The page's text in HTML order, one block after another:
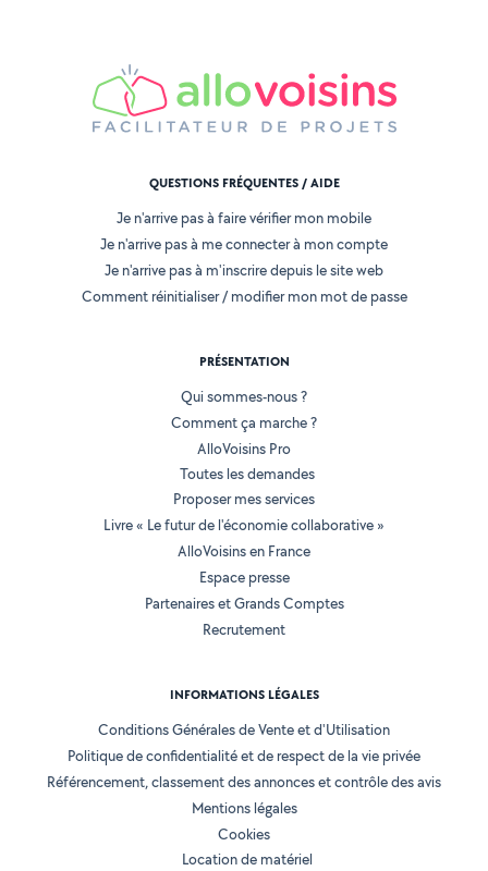
QUESTIONS FRÉQUENTES / AIDE
Je n'arrive pas à faire vérifier mon mobile
Je n'arrive pas à me connecter à mon compte
Je n'arrive pas à m'inscrire depuis le site web
Comment réinitialiser / modifier mon mot de passe
PRÉSENTATION
Qui sommes-nous ?
Comment ça marche ?
AlloVoisins Pro
Toutes les demandes
Proposer mes services
Livre « Le futur de l'économie collaborative »
AlloVoisins en France
Espace presse
Partenaires et Grands Comptes
Recrutement
INFORMATIONS LÉGALES
Conditions Générales de Vente et d'Utilisation
Politique de confidentialité et de respect de la vie privée
Référencement, classement des annonces et contrôle des avis
Mentions légales
Cookies
Location de matériel